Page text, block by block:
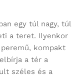
egy túl nagy, túl
a teret. Ilyenkor
kompakt
a tér a
széles és a